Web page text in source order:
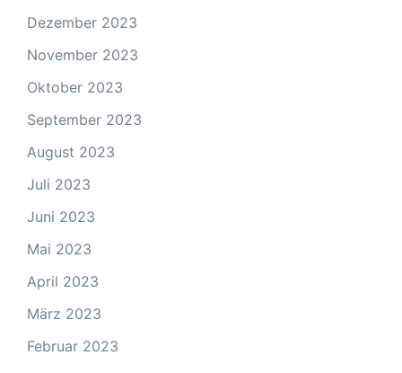
Dezember 2023
November 2023
Oktober 2023
September 2023
August 2023
Juli 2023
Juni 2023
Mai 2023
April 2023
März 2023
Februar 2023